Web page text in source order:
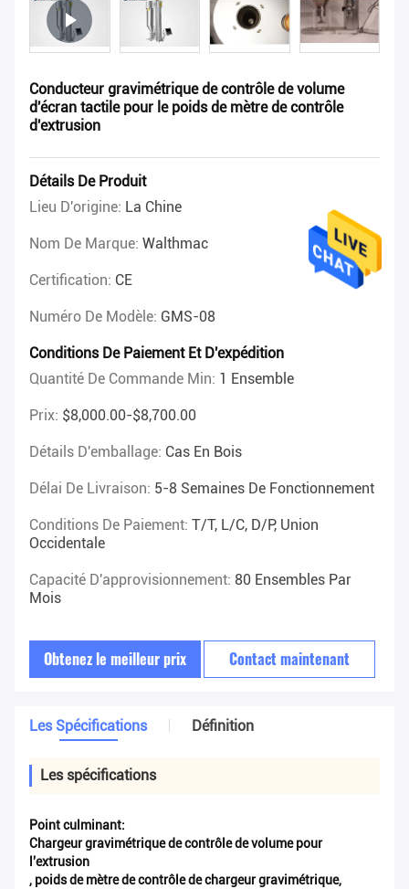
Conducteur gravimétrique de contrôle de volume
d'écran tactile pour le poids de mètre de contrôle
d'extrusion
Détails De Produit
Lieu D'origine: La Chine
Nom De Marque: Walthmac
Certification: CE
Numéro De Modèle: GMS-08
Conditions De Paiement Et D'expédition
Quantité De Commande Min: 1 Ensemble
Prix: $8,000.00-$8,700.00
Détails D'emballage: Cas En Bois
Délai De Livraison: 5-8 Semaines De Fonctionnement
Conditions De Paiement: T/T, L/C, D/P, Union
Occidentale
Capacité D'approvisionnement: 80 Ensembles Par
Mois
Obtenez le meilleur prix Contact maintenant
Les Spécifications Définition
Les spécifications
Point culminant:
Chargeur gravimétrique de contrôle de volume pour
l'extrusion
, poids de mètre de contrôle de chargeur gravimétrique,